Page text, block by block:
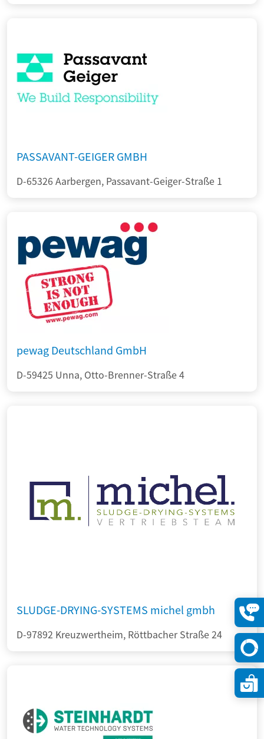
PASSAVANT-GEIGER GMBH
D-65326 Aarbergen, Passavant-Geiger-Straße 1
pewag Deutschland GmbH
D-59425 Unna, Otto-Brenner-Straße 4
SLUDGE-DRYING-SYSTEMS michel gmbh
D-97892 Kreuzwertheim, Röttbacher Straße 24